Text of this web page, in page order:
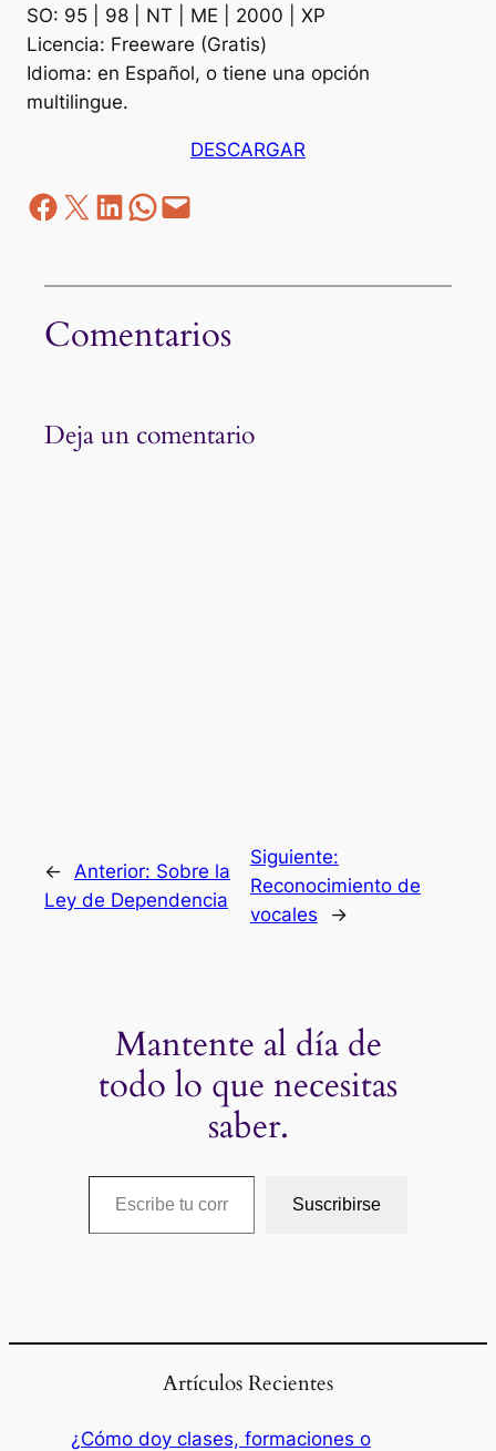
SO: 95 | 98 | NT | ME | 2000 | XP
Licencia: Freeware (Gratis)
Idioma: en Español, o tiene una opción
multilingue.
DESCARGAR
Facebook
Z LinkedIn
WhatsApp
correo electrónico
Comentarios
Deja un comentario
← Anterior: Sobre la
Ley de Dependencia
Siguiente:
Reconocimiento de
vocales
→
Mantente al día de
todo lo que necesitas
saber.
Escribe tu correo electrónico…
Suscribirse
Artículos Recientes
¿Cómo doy clases, formaciones o